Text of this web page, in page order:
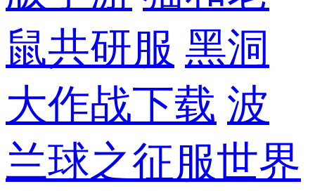
鼠共研服 黑洞
大作战下载 波
兰球之征服世界